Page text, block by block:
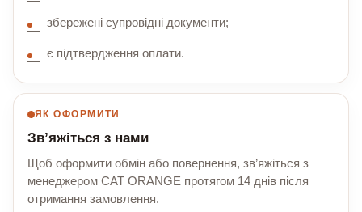
збережені супровідні документи;
є підтвердження оплати.
ЯК ОФОРМИТИ
Зв’яжіться з нами
Щоб оформити обмін або повернення, зв’яжіться з
менеджером CAT ORANGE протягом 14 днів після
отримання замовлення.